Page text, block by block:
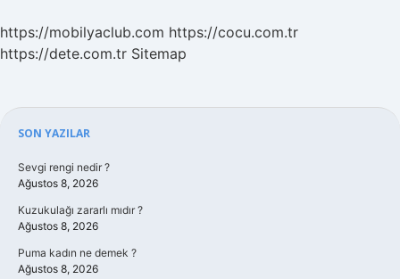
Hakkımızda
https://mobilyaclub.com https://cocu.com.tr
https://dete.com.tr Sitemap
Sidebar
SON YAZILAR
Sevgi rengi nedir ?
Ağustos 8, 2026
Kuzukulağı zararlı mıdır ?
Ağustos 8, 2026
Puma kadın ne demek ?
Ağustos 8, 2026